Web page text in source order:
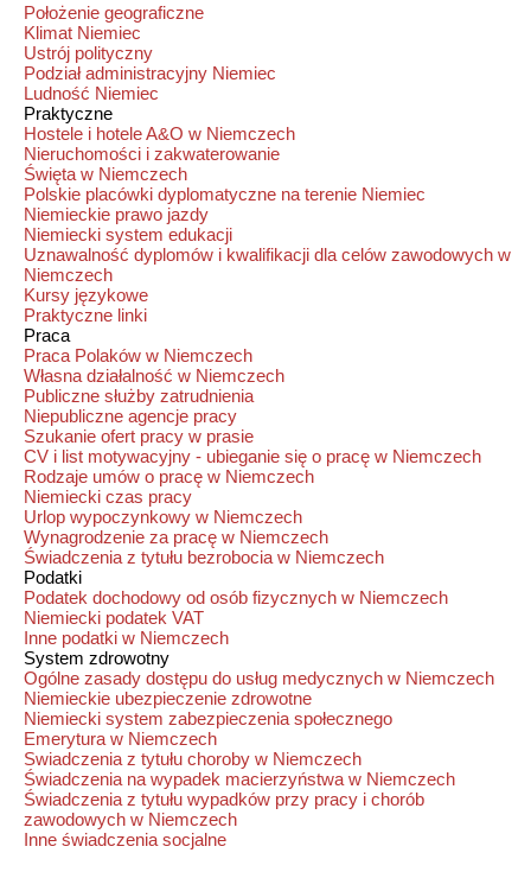
Położenie geograficzne
Klimat Niemiec
Ustrój polityczny
Podział administracyjny Niemiec
Ludność Niemiec
Praktyczne
Hostele i hotele A&O w Niemczech
Nieruchomości i zakwaterowanie
Święta w Niemczech
Polskie placówki dyplomatyczne na terenie Niemiec
Niemieckie prawo jazdy
Niemiecki system edukacji
Uznawalność dyplomów i kwalifikacji dla celów zawodowych w
Niemczech
Kursy językowe
Praktyczne linki
Praca
Praca Polaków w Niemczech
Własna działalność w Niemczech
Publiczne służby zatrudnienia
Niepubliczne agencje pracy
Szukanie ofert pracy w prasie
CV i list motywacyjny - ubieganie się o pracę w Niemczech
Rodzaje umów o pracę w Niemczech
Niemiecki czas pracy
Urlop wypoczynkowy w Niemczech
Wynagrodzenie za pracę w Niemczech
Świadczenia z tytułu bezrobocia w Niemczech
Podatki
Podatek dochodowy od osób fizycznych w Niemczech
Niemiecki podatek VAT
Inne podatki w Niemczech
System zdrowotny
Ogólne zasady dostępu do usług medycznych w Niemczech
Niemieckie ubezpieczenie zdrowotne
Niemiecki system zabezpieczenia społecznego
Emerytura w Niemczech
Swiadczenia z tytułu choroby w Niemczech
Świadczenia na wypadek macierzyństwa w Niemczech
Świadczenia z tytułu wypadków przy pracy i chorób
zawodowych w Niemczech
Inne świadczenia socjalne